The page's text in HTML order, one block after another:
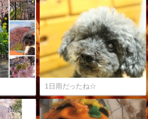
1日雨だったね☆